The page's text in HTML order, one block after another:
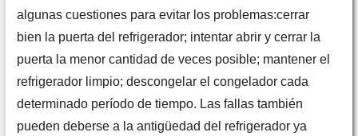
algunas cuestiones para evitar los problemas:cerrar
bien la puerta del refrigerador; intentar abrir y cerrar la
puerta la menor cantidad de veces posible; mantener el
refrigerador limpio; descongelar el congelador cada
determinado período de tiempo. Las fallas también
pueden deberse a la antigüedad del refrigerador ya